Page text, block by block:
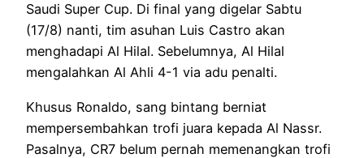
Saudi Super Cup. Di final yang digelar Sabtu
(17/8) nanti, tim asuhan Luis Castro akan
menghadapi Al Hilal. Sebelumnya, Al Hilal
mengalahkan Al Ahli 4-1 via adu penalti.
Khusus Ronaldo, sang bintang berniat
mempersembahkan trofi juara kepada Al Nassr.
Pasalnya, CR7 belum pernah memenangkan trofi